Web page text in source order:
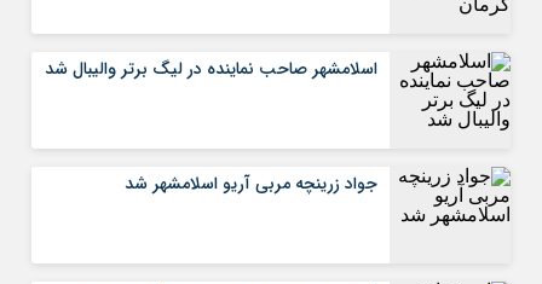
اسلامشهر صاحب نماینده در لیگ برتر والیبال شد
جواد زرینچه مربی آریو اسلامشهر شد